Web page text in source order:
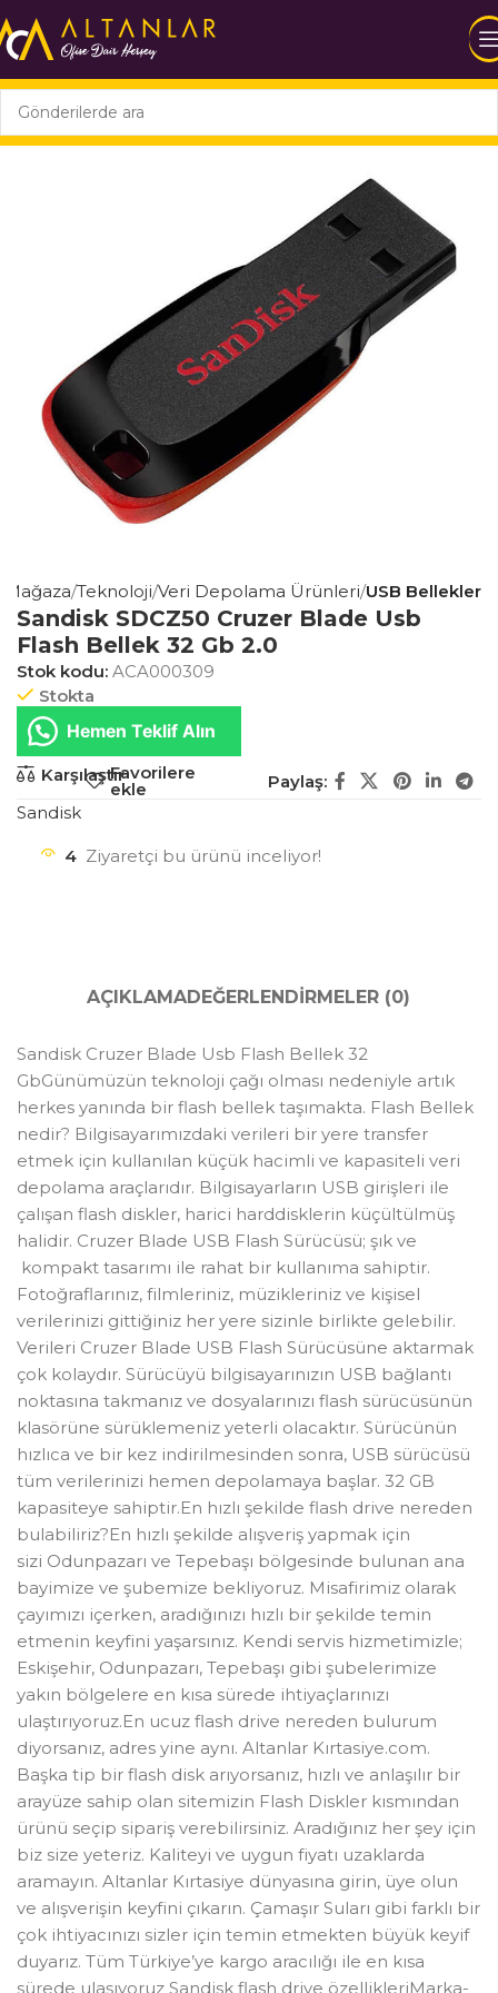
Mağaza Teknoloji Veri Depolama Ürünleri USB Bellekler
Sandisk SDCZ50 Cruzer Blade Usb
Flash Bellek 32 Gb 2.0
Stok kodu: ACA000309
Stokta
Hemen Teklif Alın
KarşılaştırFavorilere
ekle
Paylaş:
Sandisk
4 Ziyaretçi bu ürünü inceliyor!
AÇIKLAMADEĞERLENDIRMELER (0)
Sandisk Cruzer Blade Usb Flash Bellek 32
GbGünümüzün teknoloji çağı olması nedeniyle artık
herkes yanında bir flash bellek taşımakta. Flash Bellek
nedir? Bilgisayarımızdaki verileri bir yere transfer
etmek için kullanılan küçük hacimli ve kapasiteli veri
depolama araçlarıdır. Bilgisayarların USB girişleri ile
çalışan flash diskler, harici harddisklerin küçültülmüş
halidir. Cruzer Blade USB Flash Sürücüsü; şık ve
kompakt tasarımı ile rahat bir kullanıma sahiptir.
Fotoğraflarınız, filmleriniz, müzikleriniz ve kişisel
verilerinizi gittiğiniz her yere sizinle birlikte gelebilir.
Verileri Cruzer Blade USB Flash Sürücüsüne aktarmak
çok kolaydır. Sürücüyü bilgisayarınızın USB bağlantı
noktasına takmanız ve dosyalarınızı flash sürücüsünün
klasörüne sürüklemeniz yeterli olacaktır. Sürücünün
hızlıca ve bir kez indirilmesinden sonra, USB sürücüsü
tüm verilerinizi hemen depolamaya başlar. 32 GB
kapasiteye sahiptir.En hızlı şekilde flash drive nereden
bulabiliriz?En hızlı şekilde alışveriş yapmak için
sizi Odunpazarı ve Tepebaşı bölgesinde bulunan ana
bayimize ve şubemize bekliyoruz. Misafirimiz olarak
çayımızı içerken, aradığınızı hızlı bir şekilde temin
etmenin keyfini yaşarsınız. Kendi servis hizmetimizle;
Eskişehir, Odunpazarı, Tepebaşı gibi şubelerimize
yakın bölgelere en kısa sürede ihtiyaçlarınızı
ulaştırıyoruz.En ucuz flash drive nereden bulurum
diyorsanız, adres yine aynı. Altanlar Kırtasiye.com.
Başka tip bir flash disk arıyorsanız, hızlı ve anlaşılır bir
arayüze sahip olan sitemizin Flash Diskler kısmından
ürünü seçip sipariş verebilirsiniz. Aradığınız her şey için
biz size yeteriz. Kaliteyi ve uygun fiyatı uzaklarda
aramayın. Altanlar Kırtasiye dünyasına girin, üye olun
ve alışverişin keyfini çıkarın. Çamaşır Suları gibi farklı bir
çok ihtiyacınızı sizler için temin etmekten büyük keyif
duyarız. Tüm Türkiye’ye kargo aracılığı ile en kısa
sürede ulaşıyoruz Sandisk flash drive özellikleriMarka-